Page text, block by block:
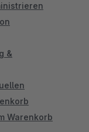
&
Warenkorb